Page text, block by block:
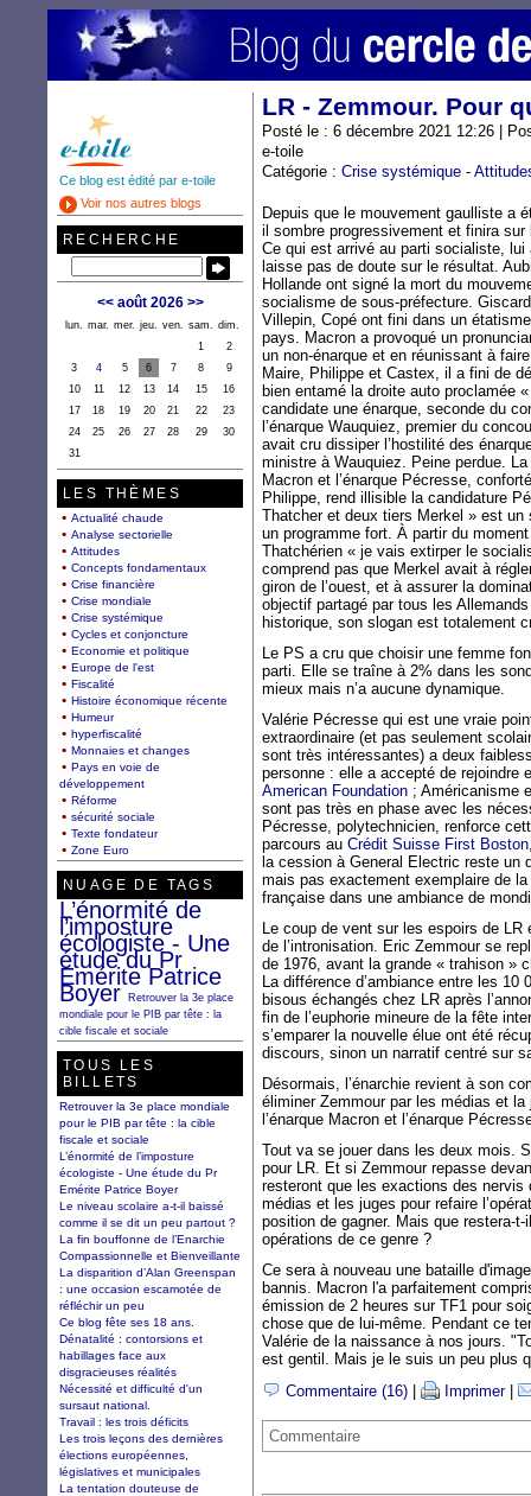
LR - Zemmour. Pour
Posté le : 6 décembre 2021 12:26 |
e-toile
Catégorie : Crise systémique -
Depuis que le mouvement gaulliste a
il sombre progressivement et finira
Ce qui est arrivé au parti socialiste, lui
laisse pas de doute sur le résultat.
Hollande ont signé la mort du
socialisme de sous-préfecture.
Villepin, Copé ont fini dans un
pays. Macron a provoqué un
un non-énarque et en réunissant à
Maire, Philippe et Castex, il a fini de
bien entamé la droite auto proclamée
candidate une énarque, seconde du
l’énarque Wauquiez, premier du
avait cru dissiper l’hostilité des
ministre à Wauquiez. Peine perdue.
Macron et l’énarque Pécresse,
Philippe, rend illisible la candidature
Thatcher et deux tiers Merkel » est un
un programme fort. À partir du
Thatchérien « je vais extirper le
comprend pas que Merkel avait à
giron de l’ouest, et à assurer la
objectif partagé par tous les
historique, son slogan est totalement
Le PS a cru que choisir une femme
parti. Elle se traîne à 2% dans les
mieux mais n’a aucune dynamique.
Valérie Pécresse qui est une vraie
extraordinaire (et pas seulement
sont très intéressantes) a deux
personne : elle a accepté de rejoindre
American Foundation ; Américanisme
sont pas très en phase avec les
Pécresse, polytechnicien, renforce
parcours au Crédit Suisse First Boston
la cession à General Electric reste un
mais pas exactement exemplaire de
française dans une ambiance de
Le coup de vent sur les espoirs de
de l’intronisation. Eric Zemmour se
de 1976, avant la grande « trahison »
La différence d’ambiance entre les
bisous échangés chez LR après
fin de l’euphorie mineure de la fête
s’emparer la nouvelle élue ont été
discours, sinon un narratif centré sur
Désormais, l’énarchie revient à son
éliminer Zemmour par les médias et
l’énarque Macron et l’énarque
Tout va se jouer dans les deux mois.
pour LR. Et si Zemmour repasse
resteront que les exactions des nervis
médias et les juges pour refaire
position de gagner. Mais que restera-
opérations de ce genre ?
Ce sera à nouveau une bataille
bannis. Macron l'a parfaitement
émission de 2 heures sur TF1 pour
chose que de lui-même. Pendant ce
Valérie de la naissance à nos jours.
est gentil. Mais je le suis un peu plus
Commentaire (16)
Imprimer|
Commentaire
Ce blog est édité par e-toile
Voir nos autres blogs
RECHERCHE
<< août 2026 >>
lun. mar. mer. jeu. ven. sam.
dim.
1
2
3
4 5 6 7 8
9
10
11 12 13 14 15
16
17
18 19 20 21 22
23
24
25 26 27 28 29
30
31
LES THÈMES
Actualité chaude
Analyse sectorielle
Attitudes
Concepts fondamentaux
Crise financière
Crise mondiale
Crise systémique
Cycles et conjoncture
Economie et politique
Europe de l'est
Fiscalité
Histoire économique récente
Humeur
hyperfiscalité
Monnaies et changes
Pays en voie de
développement
Réforme
sécurité sociale
Texte fondateur
Zone Euro
NUAGE DE TAGS
L’énormité de
l’imposture
écologiste - Une
étude du Pr
Emérite Patrice
BoyerRetrouver la 3e place
mondiale pour le PIB par tête : la
cible fiscale et sociale
TOUS LES
BILLETS
Retrouver la 3e place mondiale
pour le PIB par tête : la cible
fiscale et sociale
L’énormité de l’imposture
écologiste - Une étude du Pr
Emérite Patrice Boyer
Le niveau scolaire a-t-il baissé
comme il se dit un peu partout ?
La fin bouffonne de l’Enarchie
Compassionnelle et Bienveillante
La disparition d’Alan Greenspan
: une occasion escamotée de
réfléchir un peu
Ce blog fête ses 18 ans.
Dénatalité : contorsions et
habillages face aux
disgracieuses réalités
Nécessité et difficulté d'un
sursaut national.
Travail : les trois déficits
Les trois leçons des dernières
élections européennes,
législatives et municipales
La tentation douteuse de